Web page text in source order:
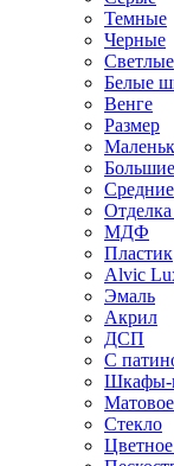
Темные
Черные
Светлые
Белые
Венге
Размер
Большие
Средние
МДФ
Пластик
Alvic
Эмаль
Акрил
ДСП
С
Шкафы-
Стекло